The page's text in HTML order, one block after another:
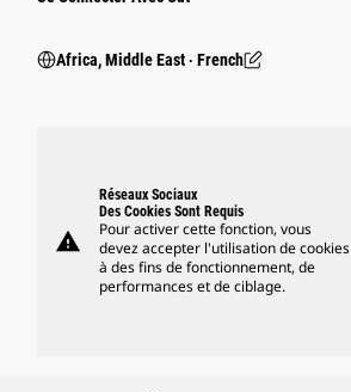
Africa, Middle East ‧ French
warning
Réseaux Sociaux
Des Cookies Sont Requis
Pour activer cette fonction, vous
devez accepter l'utilisation de cookies
à des fins de fonctionnement, de
performances et de ciblage.